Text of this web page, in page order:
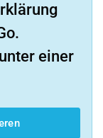
einer